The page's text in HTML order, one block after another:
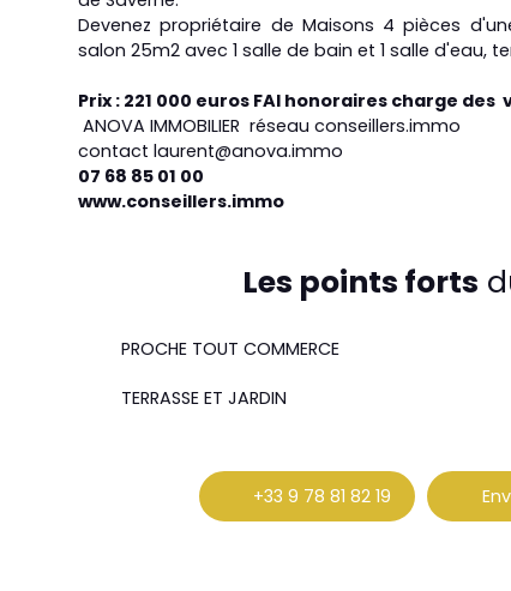
Devenez propriétaire de Maisons 4 pièces
salon 25m2 avec 1 salle de bain et 1 salle d'eau,
Prix : 221 000 euros FAI honoraires charge des
ANOVA IMMOBILIER réseau conseillers.immo
contact laurent@anova.immo
07 68 85 01 00
www.conseillers.immo
Les points forts
PROCHE TOUT COMMERCE
TERRASSE ET JARDIN
+33 9 78 81 82 19